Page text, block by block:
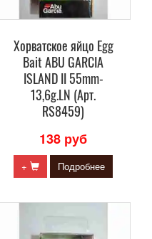
Хорватское яйцо Egg
Bait ABU GARCIA
ISLAND II 55mm-
13,6g.LN (Арт.
RS8459)
138 руб
+ Подробнее